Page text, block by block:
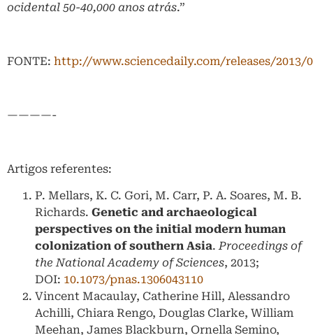
ocidental 50-40,000 anos atrás.”
FONTE: http://www.sciencedaily.com/releases/2013/
————-
Artigos referentes:
P. Mellars, K. C. Gori, M. Carr, P. A. Soares, M. B.
Richards. Genetic and archaeological
perspectives on the initial modern human
colonization of southern Asia.Proceedings of
the National Academy of Sciences, 2013;
DOI: 10.1073/pnas.1306043110
Vincent Macaulay, Catherine Hill, Alessandro
Achilli, Chiara Rengo, Douglas Clarke, William
Meehan, James Blackburn, Ornella Semino,